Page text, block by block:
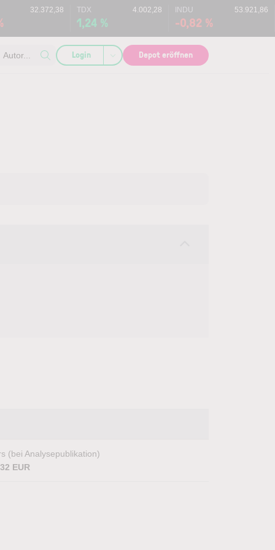
32.372,38 TDX 4.002,28
1,24 %
INDU 53.921,86
-0,82 %
Login Depot eröffnen
(bei Analysepublikation)
EUR